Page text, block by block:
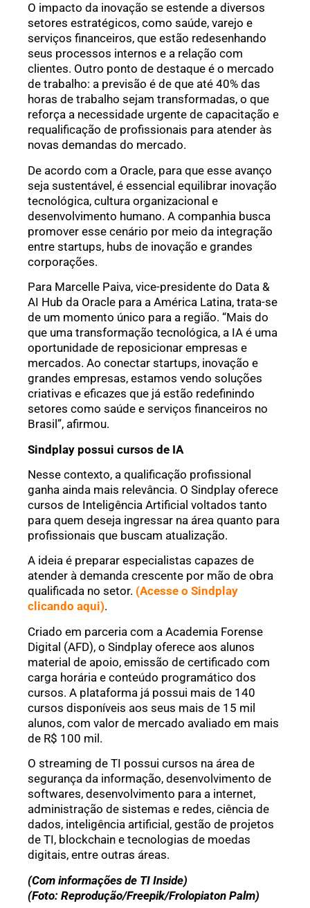
O impacto da inovação se estende a diversos
setores estratégicos, como saúde, varejo e
serviços financeiros, que estão redesenhando
seus processos internos e a relação com
clientes. Outro ponto de destaque é o mercado
de trabalho: a previsão é de que até 40% das
horas de trabalho sejam transformadas, o que
reforça a necessidade urgente de capacitação e
requalificação de profissionais para atender às
novas demandas do mercado.
De acordo com a Oracle, para que esse avanço
seja sustentável, é essencial equilibrar inovação
tecnológica, cultura organizacional e
desenvolvimento humano. A companhia busca
promover esse cenário por meio da integração
entre startups, hubs de inovação e grandes
corporações.
Para Marcelle Paiva, vice-presidente do Data &
AI Hub da Oracle para a América Latina, trata-se
de um momento único para a região. “Mais do
que uma transformação tecnológica, a IA é uma
oportunidade de reposicionar empresas e
mercados. Ao conectar startups, inovação e
grandes empresas, estamos vendo soluções
criativas e eficazes que já estão redefinindo
setores como saúde e serviços financeiros no
Brasil”, afirmou.
Sindplay possui cursos de IA
Nesse contexto, a qualificação profissional
ganha ainda mais relevância. O Sindplay oferece
cursos de Inteligência Artificial voltados tanto
para quem deseja ingressar na área quanto para
profissionais que buscam atualização.
A ideia é preparar especialistas capazes de
atender à demanda crescente por mão de obra
qualificada no setor. (Acesse o Sindplay
clicando aqui).
Criado em parceria com a Academia Forense
Digital (AFD), o Sindplay oferece aos alunos
material de apoio, emissão de certificado com
carga horária e conteúdo programático dos
cursos. A plataforma já possui mais de 140
cursos disponíveis aos seus mais de 15 mil
alunos, com valor de mercado avaliado em mais
de R$ 100 mil.
O streaming de TI possui cursos na área de
segurança da informação, desenvolvimento de
softwares, desenvolvimento para a internet,
administração de sistemas e redes, ciência de
dados, inteligência artificial, gestão de projetos
de TI, blockchain e tecnologias de moedas
digitais, entre outras áreas.
(Com informações de TI Inside)
(Foto: Reprodução/Freepik/Frolopiaton Palm)